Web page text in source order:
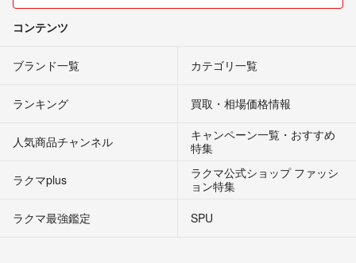
コンテンツ
ブランド一覧 カテゴリ一覧
ランキング 買取・相場価格情報
人気商品チャンネル
キャンペーン一覧・おすすめ
特集
ラクマplus
ラクマ公式ショップ ファッシ
ョン特集
ラクマ最強鑑定
SPU